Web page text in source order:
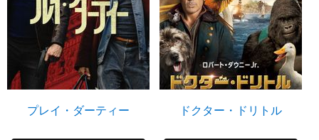
プレイ・ダーティー ドクター・ドリトル